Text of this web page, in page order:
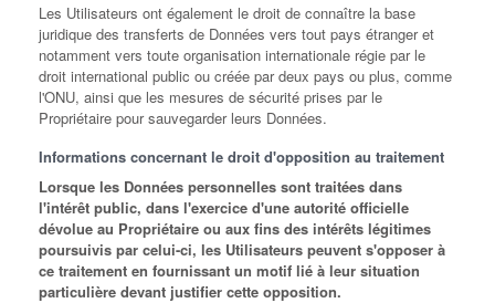
Les Utilisateurs ont également le droit de connaître la base
juridique des transferts de Données vers tout pays étranger et
notamment vers toute organisation internationale régie par le
droit international public ou créée par deux pays ou plus, comme
l'ONU, ainsi que les mesures de sécurité prises par le
Propriétaire pour sauvegarder leurs Données.
Informations concernant le droit d'opposition au traitement
Lorsque les Données personnelles sont traitées dans
l'intérêt public, dans l'exercice d'une autorité officielle
dévolue au Propriétaire ou aux fins des intérêts légitimes
poursuivis par celui-ci, les Utilisateurs peuvent s'opposer à
ce traitement en fournissant un motif lié à leur situation
particulière devant justifier cette opposition.